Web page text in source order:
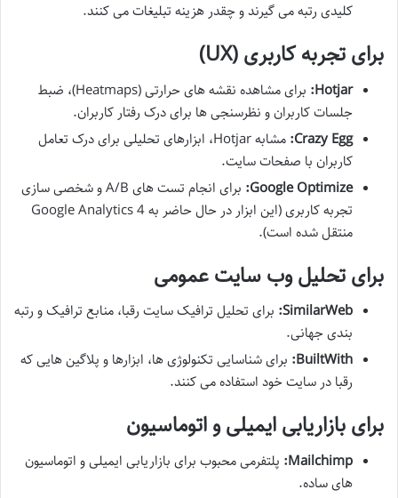
کلیدی رتبه می گیرند و چقدر هزینه تبلیغات می کنند.
برای تجربه کاربری (UX)
Hotjar:
برای مشاهده نقشه های حرارتی (Heatmaps)، ضبط
جلسات کاربران و نظرسنجی ها برای درک رفتار کاربران.
Crazy Egg:
مشابه Hotjar، ابزارهای تحلیلی برای درک تعامل
کاربران با صفحات سایت.
Google Optimize:
برای انجام تست های A/B و شخصی سازی
تجربه کاربری (این ابزار در حال حاضر به Google Analytics 4
منتقل شده است).
برای تحلیل وب سایت عمومی
SimilarWeb: برای تحلیل ترافیک سایت رقبا، منابع ترافیک و رتبه
بندی جهانی.
BuiltWith: برای شناسایی تکنولوژی ها، ابزارها و پلاگین هایی که
رقبا در سایت خود استفاده می کنند.
برای بازاریابی ایمیلی و اتوماسیون
Mailchimp: پلتفرمی محبوب برای بازاریابی ایمیلی و اتوماسیون
های ساده.